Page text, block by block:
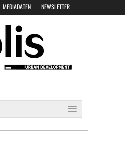
MEDIADATEN NEWSLETTER
DATENSCHUTZ